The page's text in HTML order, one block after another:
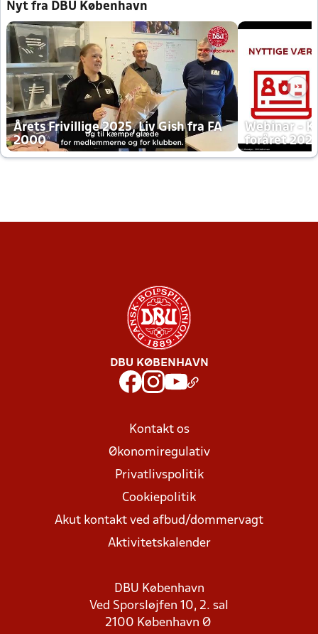
Nyt fra DBU København
Årets Frivillige 2025, Liv Gish fra FA
2000
Webinar -
foråret
DBU KØBENHAVN
Kontakt os
Økonomiregulativ
Privatlivspolitik
Cookiepolitik
Akut kontakt ved afbud/dommervagt
Aktivitetskalender
DBU København
Ved Sporsløjfen 10, 2. sal
2100 København Ø